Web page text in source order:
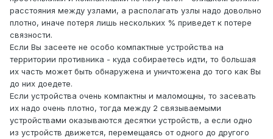
расстояния между узлами, а располагать узлы надо довольно
плотно, иначе потеря лишь нескольких % приведет к потере
связности.
Если Вы засеете не особо компактные устройства на
территории противника - куда собираетесь идти, то большая
их часть может быть обнаружена и уничтожена до того как Вы
до них доедете.
Если устройства очень компактны и маломощны, то засевать
их надо очень плотно, тогда между 2 связываемыми
устройствами оказываются десятки устройств, а если одно
из устройств движется, перемещаясь от одного до другого